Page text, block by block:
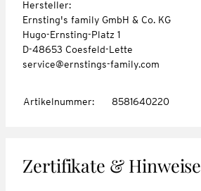
Hersteller:
Ernsting's family GmbH & Co. KG
Hugo-Ernsting-Platz 1
D-48653 Coesfeld-Lette
service@ernstings-family.com
Artikelnummer: 8581640220
Zertifikate & Hinweise